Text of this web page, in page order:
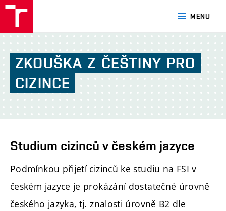
v
Brně
MENU
ZKOUŠKA Z ČEŠTINY PRO
CIZINCE
Studium cizinců v českém jazyce
Podmínkou přijetí cizinců ke studiu na FSI v
českém jazyce je prokázání dostatečné úrovně
českého jazyka, tj. znalosti úrovně B2 dle